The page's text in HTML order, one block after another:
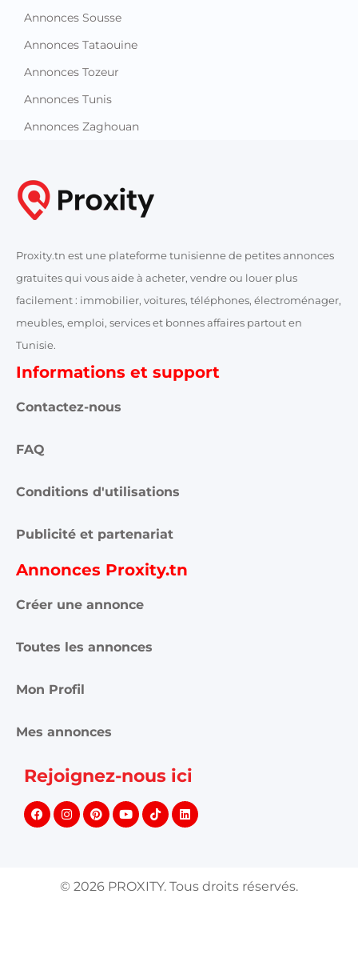
Annonces Tataouine
Annonces Tozeur
Annonces Tunis
Annonces Zaghouan
gratuites qui vous aide à acheter, vendre ou louer plus
facilement : immobilier, voitures, téléphones, électroménager,
meubles, emploi, services et bonnes affaires partout en
Tunisie.
Informations et support
Contactez-nous
Annonces Proxity.tn
Créer une annonce